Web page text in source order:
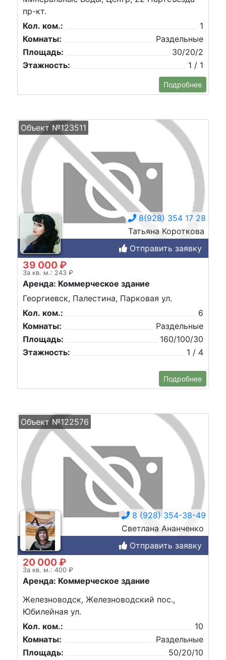
пр-кт.
Кол. ком.:
1
Комнаты:
Раздельные
Площадь:
30/20/2
Этажность:
1 / 1
Подробнее
Объект №123511
8(928) 354 17 28
Татьяна Короткова
Отправить заявку
39 000 ₽
За кв. м.: 243 ₽
Аренда: Коммерческое здание
Георгиевск, Палестина, Парковая ул.
Кол. ком.:
6
Комнаты:
Раздельные
Площадь:
160/100/30
Этажность:
1 / 4
Подробнее
Объект №122576
8 (928) 354-38-49
Светлана Ананченко
Отправить заявку
20 000 ₽
За кв. м.: 400 ₽
Аренда: Коммерческое здание
Железноводск, Железноводский пос.,
Юбилейная ул.
Кол. ком.:
10
Комнаты:
Раздельные
Площадь:
50/20/10